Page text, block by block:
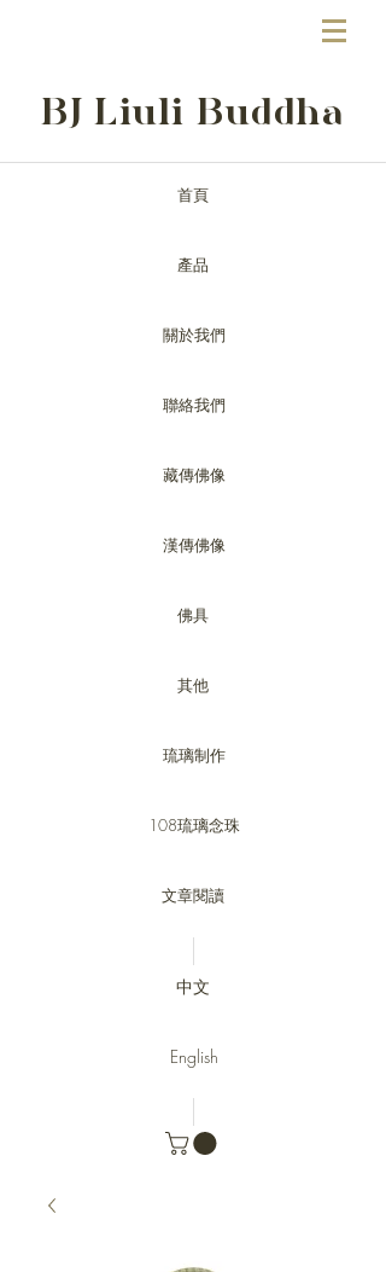
BJ Liuli Buddha
首頁
產品
關於我們
聯絡我們
藏傳佛像
漢傳佛像
佛具
其他
琉璃制作
108琉璃念珠
文章閱讀
中文
English